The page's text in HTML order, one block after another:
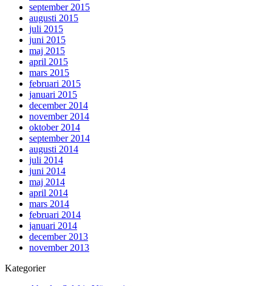
september 2015
augusti 2015
juli 2015
juni 2015
maj 2015
april 2015
mars 2015
februari 2015
januari 2015
december 2014
november 2014
oktober 2014
september 2014
augusti 2014
juli 2014
juni 2014
maj 2014
april 2014
mars 2014
februari 2014
januari 2014
december 2013
november 2013
Kategorier